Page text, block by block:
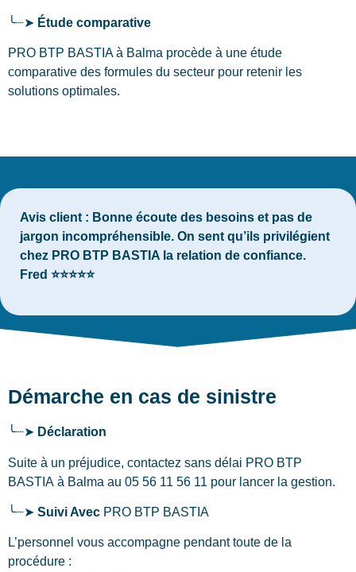
╰┈➤ Étude comparative
PRO BTP BASTIA à Balma procède à une étude
comparative des formules du secteur pour retenir les
solutions optimales.
Avis client : Bonne écoute des besoins et pas de
jargon incompréhensible. On sent qu’ils privilégient
chez PRO BTP BASTIA la relation de confiance.
Fred ⭐⭐⭐⭐⭐
Démarche en cas de sinistre
╰┈➤ Déclaration
Suite à un préjudice, contactez sans délai PRO BTP
BASTIA à Balma au 05 56 11 56 11 pour lancer la gestion.
╰┈➤ Suivi Avec PRO BTP BASTIA
L’personnel vous accompagne pendant toute de la
procédure :